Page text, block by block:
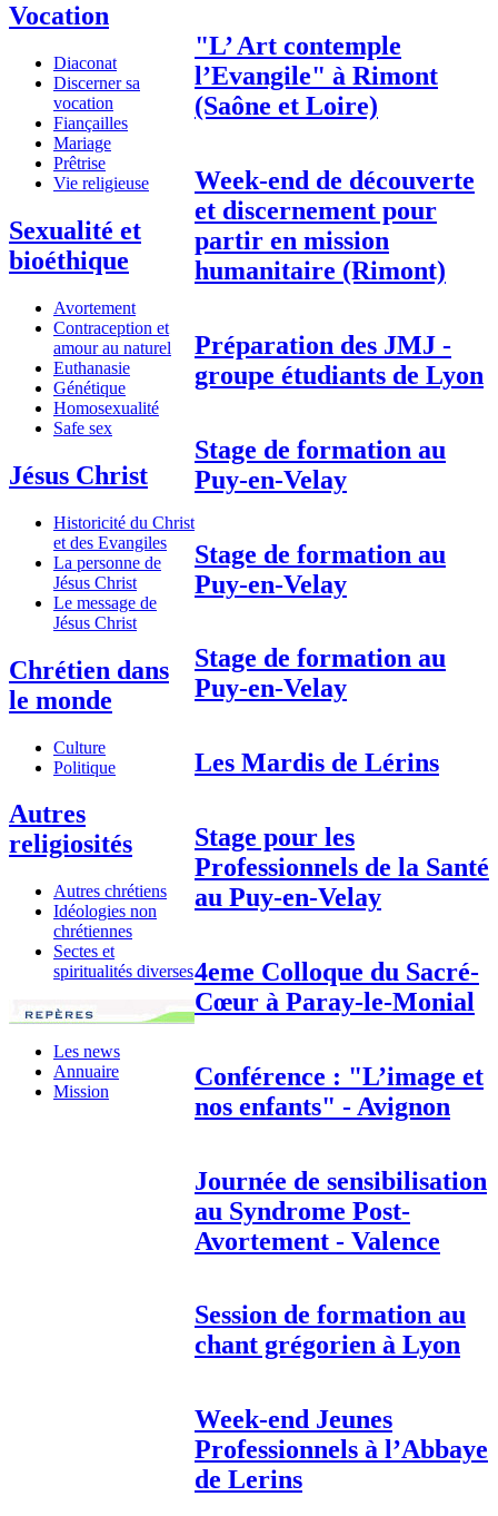
Vocation
Diaconat
Discerner sa
vocation
Fiançailles
Mariage
Prêtrise
Vie religieuse
Sexualité et
bioéthique
Avortement
Contraception et
amour au naturel
Euthanasie
Génétique
Homosexualité
Safe sex
Jésus Christ
Historicité du Christ
et des Evangiles
La personne de
Jésus Christ
Le message de
Jésus Christ
Chrétien dans
le monde
Culture
Politique
Autres
religiosités
Autres chrétiens
Idéologies non
chrétiennes
Sectes et
spiritualités diverses
Les news
Annuaire
Mission
"L’ Art contemple
l’Evangile" à Rimont
(Saône et Loire)
Week-end de découverte
et discernement pour
partir en mission
humanitaire (Rimont)
Préparation des JMJ -
groupe étudiants de Lyon
Stage de formation au
Puy-en-Velay
Stage de formation au
Puy-en-Velay
Stage de formation au
Puy-en-Velay
Les Mardis de Lérins
Stage pour les
Professionnels de la Santé
au Puy-en-Velay
4eme Colloque du Sacré-
Cœur à Paray-le-Monial
Conférence : "L’image et
nos enfants" - Avignon
Journée de sensibilisation
au Syndrome Post-
Avortement - Valence
Session de formation au
chant grégorien à Lyon
Week-end Jeunes
Professionnels à l’Abbaye
de Lerins